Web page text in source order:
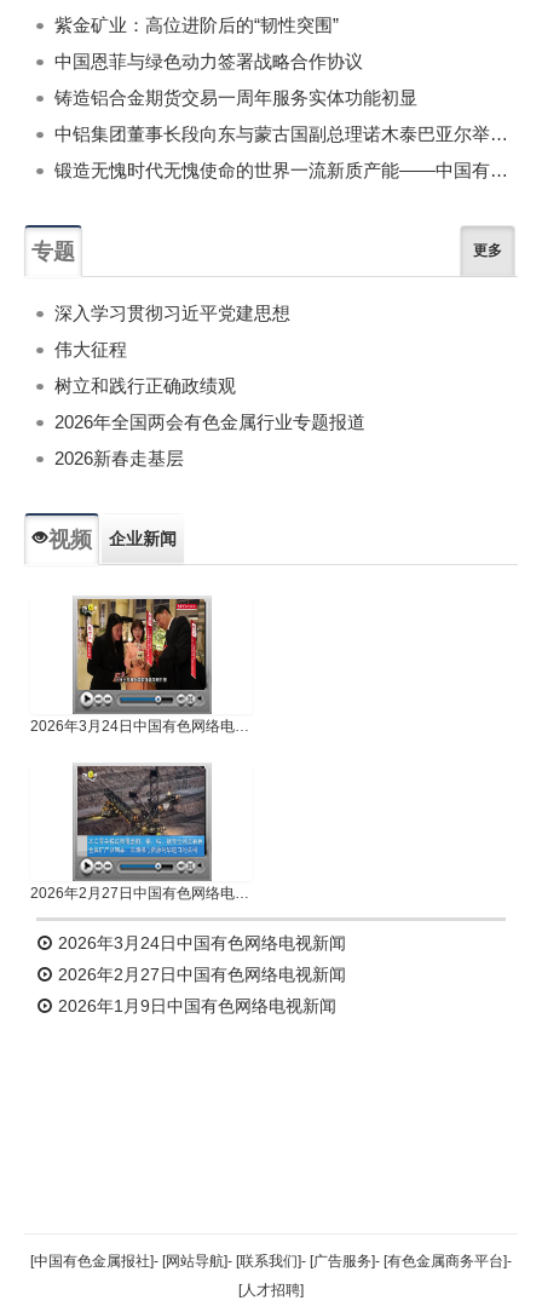
紫金矿业：高位进阶后的“韧性突围”
中国恩菲与绿色动力签署战略合作协议
铸造铝合金期货交易一周年服务实体功能初显
中铝集团董事长段向东与蒙古国副总理诺木泰巴亚尔举行会谈
锻造无愧时代无愧使命的世界一流新质产能——中国有色金属工业的战略应对与破局之道（二）
专题 更多
深入学习贯彻习近平党建思想
伟大征程
树立和践行正确政绩观
2026年全国两会有色金属行业专题报道
2026新春走基层
视频 企业新闻
2026年3月24日中国有色网络电视新闻
2026年2月27日中国有色网络电视新闻
2026年3月24日中国有色网络电视新闻
2026年2月27日中国有色网络电视新闻
2026年1月9日中国有色网络电视新闻
返回顶部
返回首页
[中国有色金属报社]- [网站导航]- [联系我们]- [广告服务]- [有色金属商务平台]-
[人才招聘]